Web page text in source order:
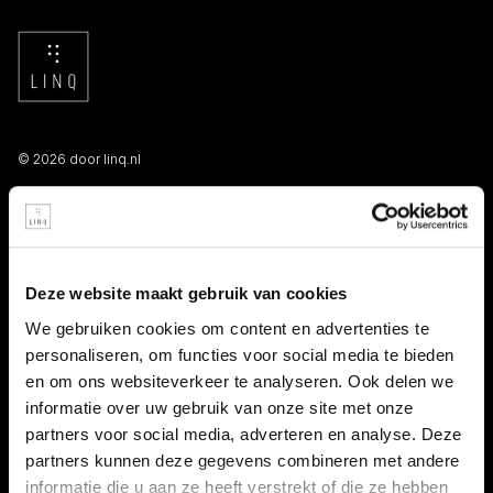
Deze website maakt gebruik van cookies
We gebruiken cookies om content en advertenties te
personaliseren, om functies voor social media te bieden
en om ons websiteverkeer te analyseren. Ook delen we
informatie over uw gebruik van onze site met onze
partners voor social media, adverteren en analyse. Deze
partners kunnen deze gegevens combineren met andere
informatie die u aan ze heeft verstrekt of die ze hebben
© 2026 door linq.nl
LINKS
Persooneelsgids uitzendkrachten
Antidiscriminatiebeleid
Klacht indienen